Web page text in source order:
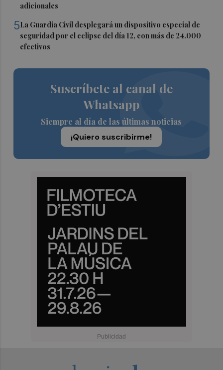
adicionales
5La Guardia Civil desplegará un dispositivo especial de
seguridad por el eclipse del día 12, con más de 24.000
efectivos
Suscríbete al canal de
Whatsapp
Siempre al día de las últimas noticias
¡Quiero suscribirme!